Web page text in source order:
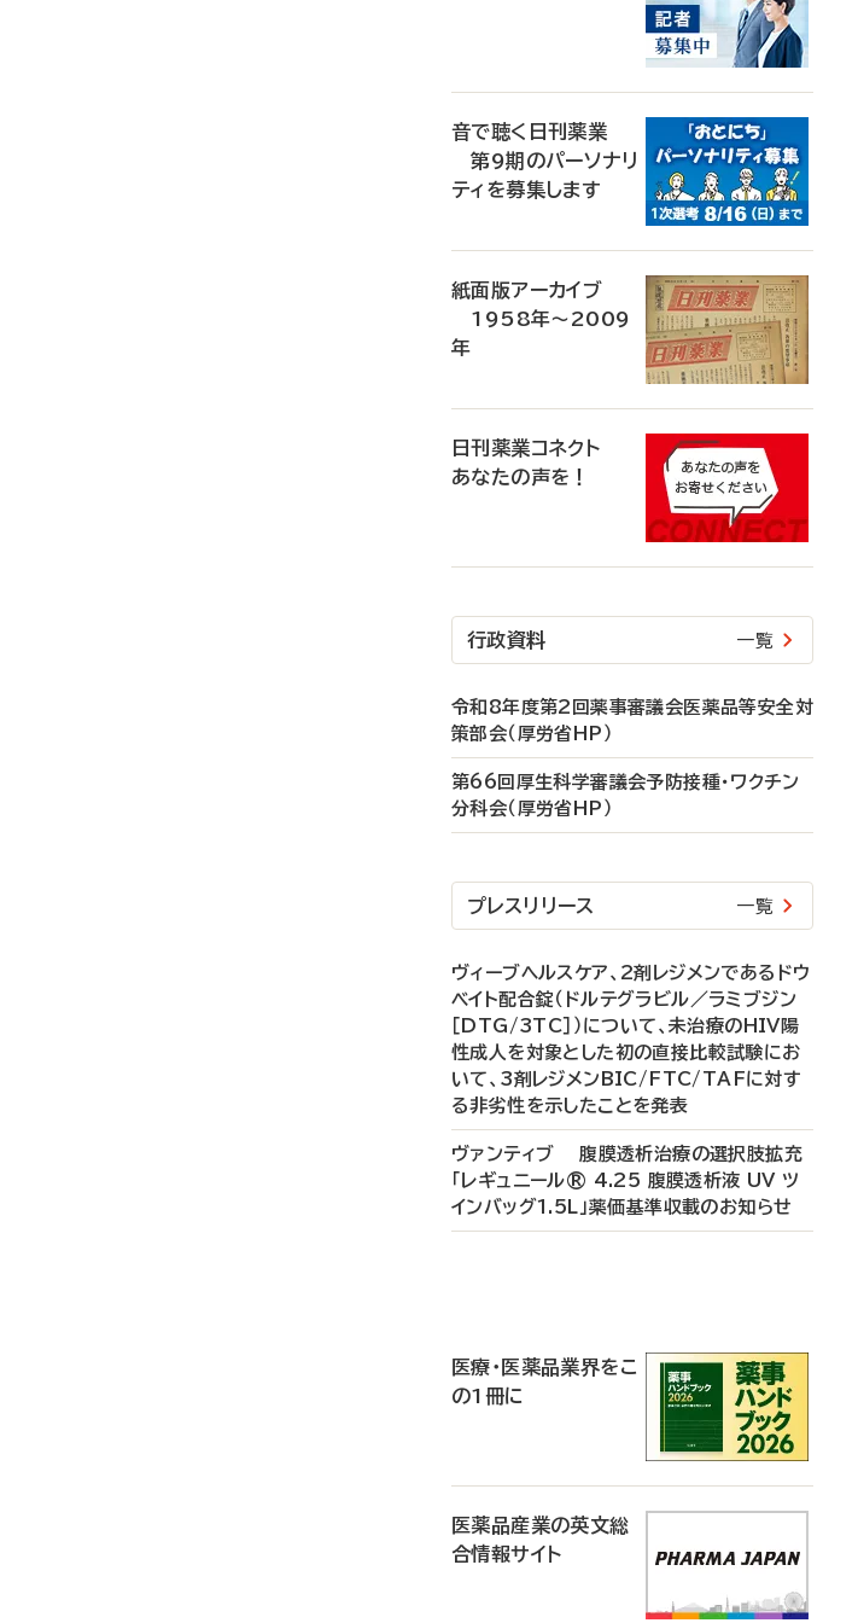
音で聴く日刊薬業
第9期のパーソナリ
ティを募集します
紙面版アーカイブ
1958年～2009
年
日刊薬業コネクト
あなたの声を！
行政資料 一覧
令和8年度第2回薬事審議会医薬品等安全対
策部会（厚労省HP）
第66回厚生科学審議会予防接種・ワクチン
分科会（厚労省HP）
プレスリリース 一覧
ヴィーブヘルスケア、2剤レジメンであるドウ
ベイト配合錠（ドルテグラビル／ラミブジン
［DTG/3TC］）について、未治療のHIV陽
性成人を対象とした初の直接比較試験にお
いて、3剤レジメンBIC/FTC/TAFに対す
る非劣性を示したことを発表
ヴァンティブ 腹膜透析治療の選択肢拡充
「レギュニール® 4.25 腹膜透析液 UV ツ
インバッグ1.5L」薬価基準収載のお知らせ
医療・医薬品業界をこ
の1冊に
医薬品産業の英文総
合情報サイト